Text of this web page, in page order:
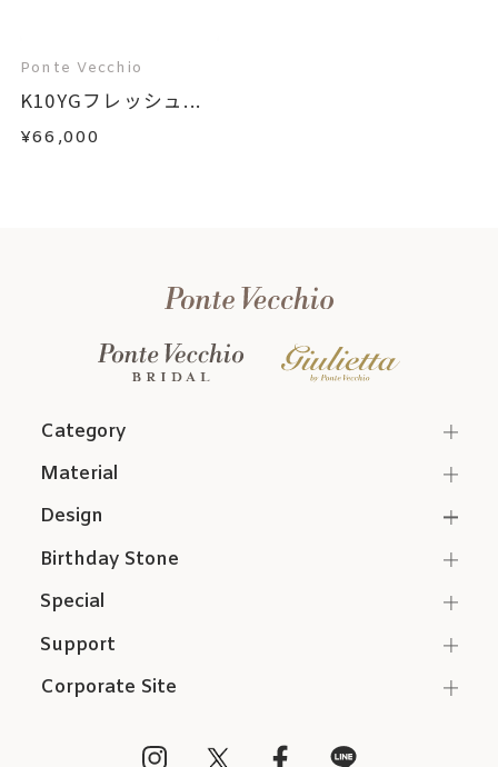
Ponte Vecchio
K10YGフレッシュ...
¥66,000
Category
Support
Corporate Site
Material
Design
Birthday Stone
Special